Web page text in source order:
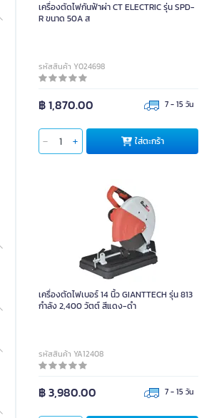
เครื่องตัดไฟกันฟ้าผ่า CT ELECTRIC รุ่น SPD-
R ขนาด 50A ส
รหัสสินค้า Y024698
฿ 1,870.00 7 - 15 วัน
ใส่ตะกร้า
เครื่องตัดไฟเบอร์ 14 นิ้ว GIANTTECH รุ่น 813
กำลัง 2,400 วัตต์ สีแดง-ดำ
รหัสสินค้า YA12408
฿ 3,980.00 7 - 15 วัน